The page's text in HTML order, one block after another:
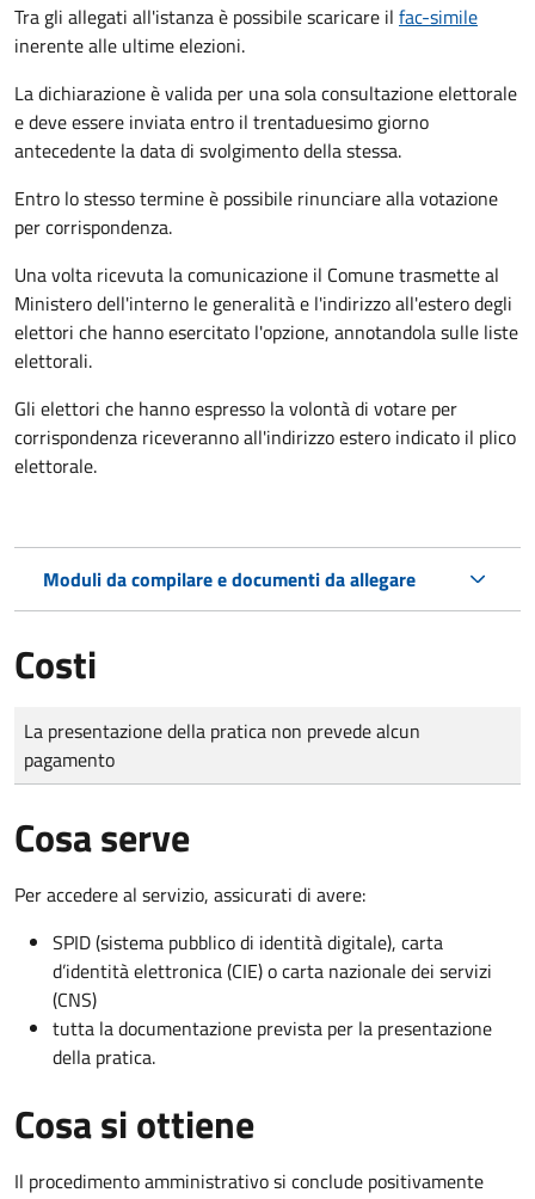
Tra gli allegati all'istanza è possibile scaricare il fac-simile
inerente alle ultime elezioni.
La dichiarazione è valida per una sola consultazione elettorale
e deve essere inviata entro il trentaduesimo giorno
antecedente la data di svolgimento della stessa.
Entro lo stesso termine è possibile rinunciare alla votazione
per corrispondenza.
Una volta ricevuta la comunicazione il Comune trasmette al
Ministero dell'interno le generalità e l'indirizzo all'estero degli
elettori che hanno esercitato l'opzione, annotandola sulle liste
elettorali.
Gli elettori che hanno espresso la volontà di votare per
corrispondenza riceveranno all'indirizzo estero indicato il plico
elettorale.
Moduli da compilare e documenti da allegare
Costi
Tipo di pagamento
Importo
La presentazione della pratica non prevede alcun
pagamento
Cosa serve
Per accedere al servizio, assicurati di avere:
SPID (sistema pubblico di identità digitale), carta
d’identità elettronica (CIE) o carta nazionale dei servizi
(CNS)
tutta la documentazione prevista per la presentazione
della pratica.
Cosa si ottiene
Il procedimento amministrativo si conclude positivamente